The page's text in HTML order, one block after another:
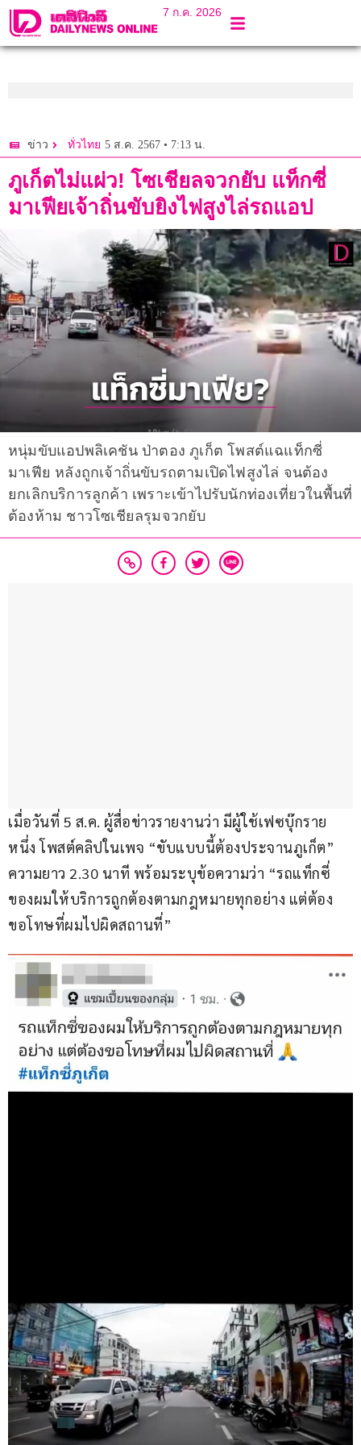
7 ก.ค. 2026
ข่าว ทั่วไทย 5 ส.ค. 2567 • 7:13 น.
ภูเก็ตไม่แผ่ว! โซเชียลจวกยับ แท็กซี่
มาเฟียเจ้าถิ่นขับยิงไฟสูงไล่รถแอป
หนุ่มขับแอปพลิเคชัน ป่าตอง ภูเก็ต โพสต์แฉแท็กซี่
มาเฟีย หลังถูกเจ้าถิ่นขับรถตามเปิดไฟสูงไล่ จนต้อง
ยกเลิกบริการลูกค้า เพราะเข้าไปรับนักท่องเที่ยวในพื้นที่
ต้องห้าม ชาวโซเชียลรุมจวกยับ
เมื่อวันที่ 5 ส.ค. ผู้สื่อข่าวรายงานว่า มีผู้ใช้เฟซบุ๊กราย
หนึ่ง โพสต์คลิปในเพจ “ขับแบบนี้ต้องประจานภูเก็ต”
ความยาว 2.30 นาที พร้อมระบุข้อความว่า “รถแท็กซี่
ของผมให้บริการถูกต้องตามกฎหมายทุกอย่าง แต่ต้อง
ขอโทษที่ผมไปผิดสถานที่”